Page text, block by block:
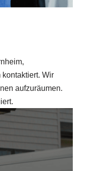
Wir
aufzuräumen.